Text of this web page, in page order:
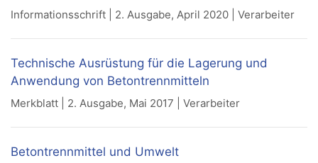
Informationsschrift | 2. Ausgabe, April 2020 | Verarbeiter
Technische Ausrüstung für die Lagerung und
Anwendung von Betontrennmitteln
Merkblatt | 2. Ausgabe, Mai 2017 | Verarbeiter
Betontrennmittel und Umwelt